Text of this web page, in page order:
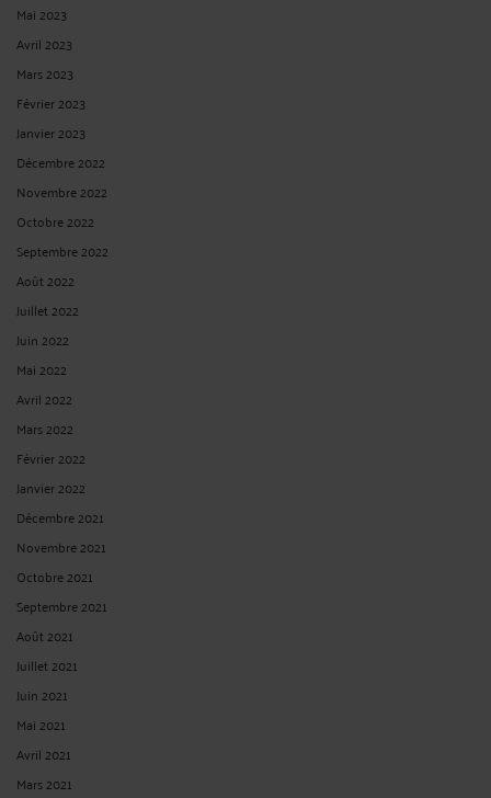
Mai 2023
Avril 2023
Mars 2023
Février 2023
Janvier 2023
Décembre 2022
Novembre 2022
Octobre 2022
Septembre 2022
Août 2022
Juillet 2022
Juin 2022
Mai 2022
Avril 2022
Mars 2022
Février 2022
Janvier 2022
Décembre 2021
Novembre 2021
Octobre 2021
Septembre 2021
Août 2021
Juillet 2021
Juin 2021
Mai 2021
Avril 2021
Mars 2021